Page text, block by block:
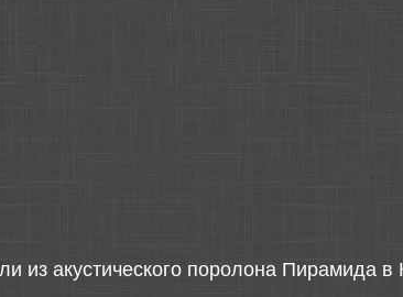
из акустического поролона Пирамида в